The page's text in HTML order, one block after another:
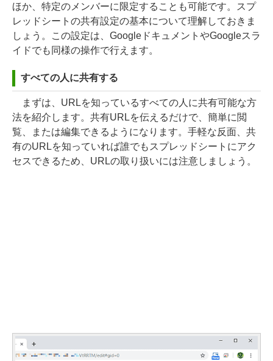
ほか、特定のメンバーに限定することも可能です。スプ
レッドシートの共有設定の基本について理解しておきま
しょう。この設定は、GoogleドキュメントやGoogleスラ
イドでも同様の操作で行えます。
すべての人に共有する
まずは、URLを知っているすべての人に共有可能な方
法を紹介します。共有URLを伝えるだけで、簡単に閲
覧、または編集できるようになります。手軽な反面、共
有のURLを知っていれば誰でもスプレッドシートにアク
セスできるため、URLの取り扱いには注意しましょう。